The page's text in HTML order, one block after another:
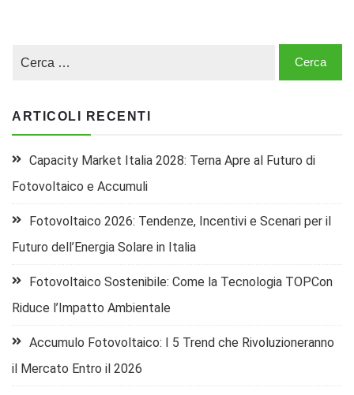
ARTICOLI RECENTI
Capacity Market Italia 2028: Terna Apre al Futuro di
Fotovoltaico e Accumuli
Fotovoltaico 2026: Tendenze, Incentivi e Scenari per il
Futuro dell’Energia Solare in Italia
Fotovoltaico Sostenibile: Come la Tecnologia TOPCon
Riduce l’Impatto Ambientale
Accumulo Fotovoltaico: I 5 Trend che Rivoluzioneranno
il Mercato Entro il 2026